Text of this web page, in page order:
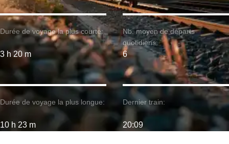
Durée de voyage la plus courte:
3 h 20 m
Durée de voyage la plus longue:
10 h 23 m
Nb. moyen de départs
quotidiens:
6
Dernier train:
20:09